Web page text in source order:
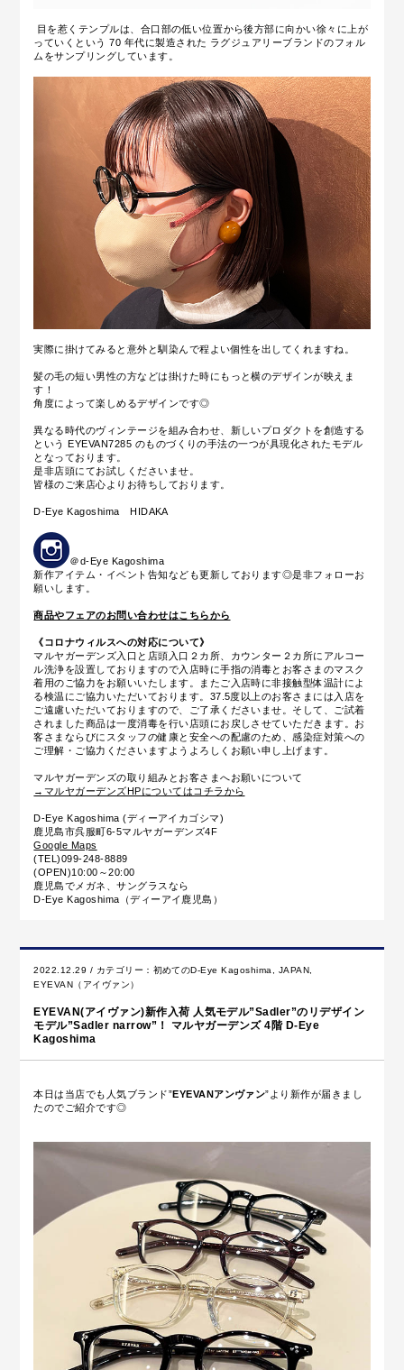
目を惹くテンプルは、合口部の低い位置から後方部に向かい徐々に上が
っていくという 70 年代に製造された ラグジュアリーブランドのフォル
ムをサンプリングしています。
実際に掛けてみると意外と馴染んで程よい個性を出してくれますね。
髪の毛の短い男性の方などは掛けた時にもっと横のデザインが映えま
す！
角度によって楽しめるデザインです◎
異なる時代のヴィンテージを組み合わせ、新しいプロダクトを創造する
という EYEVAN7285 のものづくりの手法の一つが具現化されたモデル
となっております。
是非店頭にてお試しくださいませ。
皆様のご来店心よりお待ちしております。
D-Eye Kagoshima HIDAKA
＠d-Eye Kagoshima
新作アイテム・イベント告知なども更新しております◎是非フォローお
願いします。
商品やフェアのお問い合わせはこちらから
《コロナウィルスへの対応について》
マルヤガーデンズ入口と店頭入口２カ所、カウンター２カ所にアルコー
ル洗浄を設置しておりますので入店時に手指の消毒とお客さまのマスク
着用のご協力をお願いいたします。またご入店時に非接触型体温計によ
る検温にご協力いただいております。37.5度以上のお客さまには入店を
ご遠慮いただいておりますので、ご了承くださいませ。そして、ご試着
されました商品は一度消毒を行い店頭にお戻しさせていただきます。お
客さまならびにスタッフの健康と安全への配慮のため、感染症対策への
ご理解・ご協力くださいますようよろしくお願い申し上げます。
マルヤガーデンズの取り組みとお客さまへお願いについて
→マルヤガーデンズHPについてはコチラから
D-Eye Kagoshima (ディーアイカゴシマ)
鹿児島市呉服町6-5マルヤガーデンズ4F
Google Maps
(TEL)099-248-8889
(OPEN)10:00～20:00
鹿児島でメガネ、サングラスなら
D-Eye Kagoshima（ディーアイ鹿児島）
2022.12.29 / カテゴリー： 初めてのD-Eye Kagoshima JAPAN
EYEVAN（アイヴァン）
EYEVAN(アイヴァン)新作入荷 人気モデル”Sadler”のリデザイン
モデル”Sadler narrow”！ マルヤガーデンズ 4階 D-Eye
Kagoshima
本日は当店でも人気ブランド”EYEVANアンヴァン”より新作が届きまし
たのでご紹介です◎